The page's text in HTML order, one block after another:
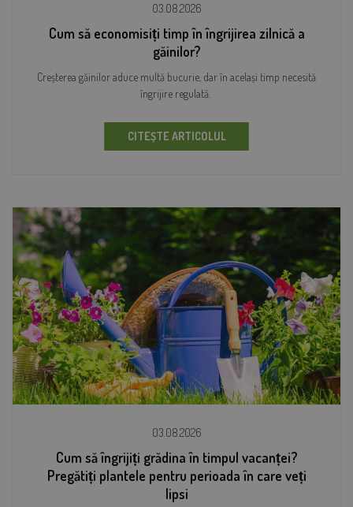
03.08.2026
Cum să economisiți timp în îngrijirea zilnică a
găinilor?
Creșterea găinilor aduce multă bucurie, dar în același timp necesită
îngrijire regulată.
CITEȘTE ARTICOLUL
03.08.2026
Cum să îngrijiți grădina în timpul vacanței?
Pregătiți plantele pentru perioada în care veți
lipsi